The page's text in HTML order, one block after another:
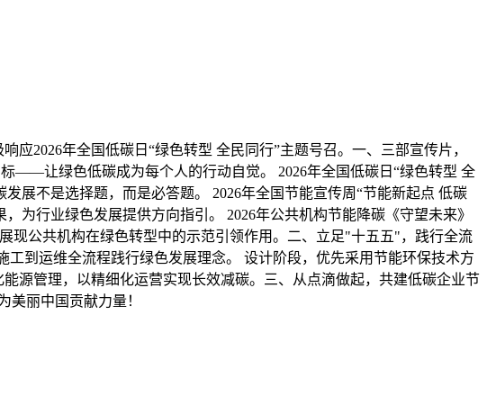
2026年全国低碳日“绿色转型 全民同行”主题号召。一、三部宣传片，
——让绿色低碳成为每个人的行动自觉。 2026年全国低碳日“绿色转型 全
展不是选择题，而是必答题。 2026年全国节能宣传周“节能新起点 低碳
为行业绿色发展提供方向指引。 2026年公共机构节能降碳《守望未来》
现公共机构在绿色转型中的示范引领作用。二、立足"十五五"，践行全流
到运维全流程践行绿色发展理念。 设计阶段，优先采用节能环保技术方
源管理，以精细化运营实现长效减碳。三、从点滴做起，共建低碳企业节
美丽中国贡献力量！